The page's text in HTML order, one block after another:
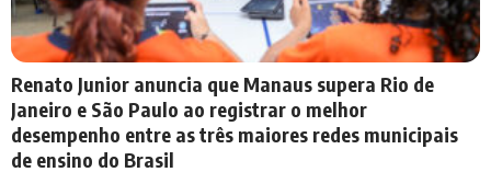
Renato Junior anuncia que Manaus supera Rio de
Janeiro e São Paulo ao registrar o melhor
desempenho entre as três maiores redes municipais
de ensino do Brasil